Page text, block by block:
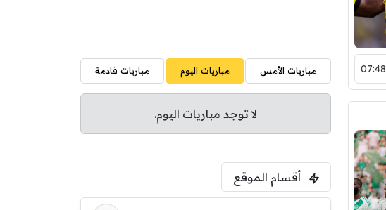
مباريات الأمس مباريات اليوم مباريات قادمة
لا توجد مباريات اليوم.
أقسام الموقع